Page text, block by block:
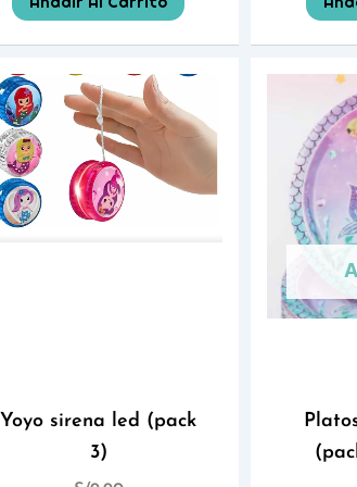
Yoyo sirena led (pack
3)